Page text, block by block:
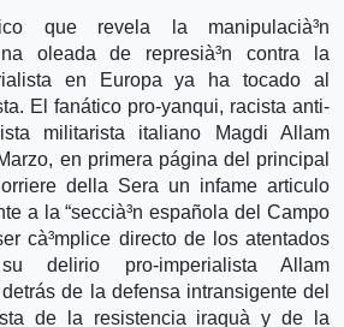
que revela la manipulacià³n
oleada de represià³n contra la
en Europa ya ha tocado al
El fanático pro-yanqui, racista anti-
militarista italiano Magdi Allam
en primera página del principal
della Sera un infame articulo
a la “seccià³n española del Campo
cà³mplice directo de los atentados
delirio pro-imperialista Allam
detrás de la defensa intransigente del
de la resistencia iraquà­ y de la